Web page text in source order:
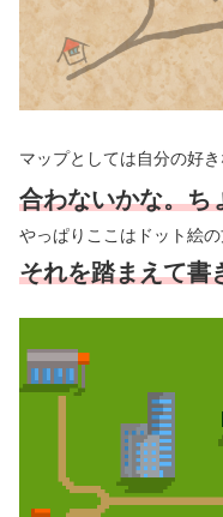
マップとしては自分の好き
合わないかな。ち
やっぱりここはドット絵
それを踏まえて書